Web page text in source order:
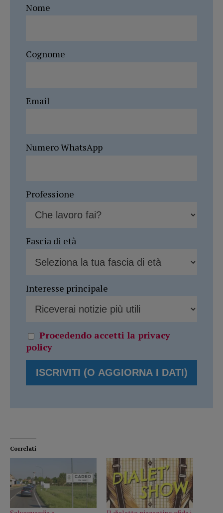
Nome
Cognome
Email
Numero WhatsApp
Professione
Fascia di età
Interesse principale
Procedendo accetti la privacy
policy
Correlati